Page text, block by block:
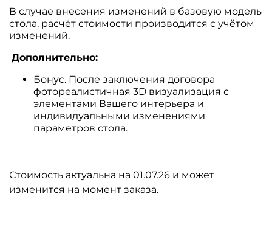
В случае внесения изменений в базовую модель
стола, расчёт стоимости производится с учётом
изменений.
Дополнительно:
Бонус. После заключения договора
фотореалистичная 3D визуализация с
элементами Вашего интерьера и
индивидуальными изменениями
параметров стола.
Стоимость актуальна на 01.07.26 и может
изменится на момент заказа.